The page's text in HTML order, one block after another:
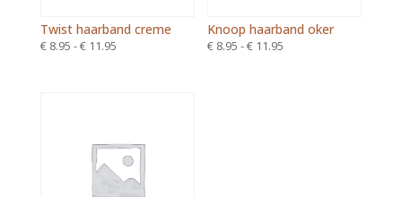
Twist haarband creme
€8.95 -€11.95Prijsklasse:
Knoop haarband oker
€ 8.95 -€ 11.95